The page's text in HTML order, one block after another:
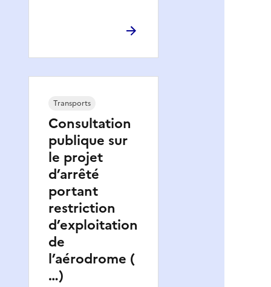
Consultation
publique sur
le projet
d’arrêté
portant
restriction
d’exploitation
de
l’aérodrome (
…)
Transports